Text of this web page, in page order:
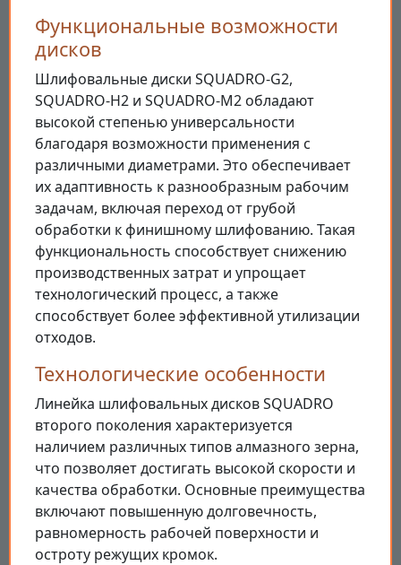
Функциональные возможности
дисков
Шлифовальные диски SQUADRO-G2,
SQUADRO-H2 и SQUADRO-M2 обладают
высокой степенью универсальности
благодаря возможности применения с
различными диаметрами. Это обеспечивает
их адаптивность к разнообразным рабочим
задачам, включая переход от грубой
обработки к финишному шлифованию. Такая
функциональность способствует снижению
производственных затрат и упрощает
технологический процесс, а также
способствует более эффективной утилизации
отходов.
Технологические особенности
Линейка шлифовальных дисков SQUADRO
второго поколения характеризуется
наличием различных типов алмазного зерна,
что позволяет достигать высокой скорости и
качества обработки. Основные преимущества
включают повышенную долговечность,
равномерность рабочей поверхности и
остроту режущих кромок.